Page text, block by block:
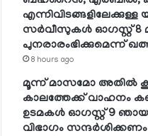
എന്നിവിടങ്ങളിലേക്കുള്ള
സര്‍വീസുകള്‍ ഓഗസ്റ്റ് 8
പുനരാരംഭിക്കുമെന്ന്
8 hours ago
മൂന്ന് മാസമോ അതില്‍
കാലത്തേക്ക് വാഹനം
ഉടമകള്‍ ഓഗസ്റ്റ് 9
വിഭാഗം സന്ദര്‍ശിക്കണം